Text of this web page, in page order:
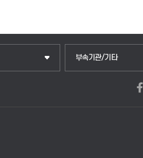
부속기관/기타